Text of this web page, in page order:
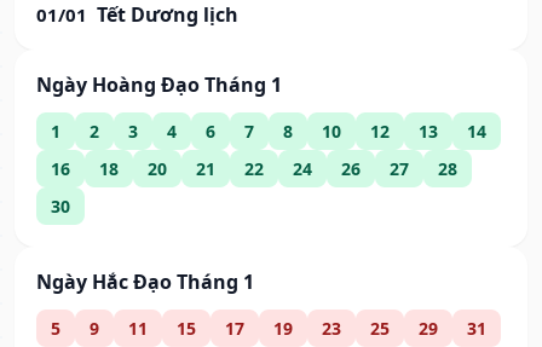
01/01 Tết Dương lịch
Ngày Hoàng Đạo Tháng 1
1 2 3 4 6 7 8 10 12 13
14
16
18 20 21 22 24 26 27
28
30
Ngày Hắc Đạo Tháng 1
5 9 11 15 17 19 23 25 29 31